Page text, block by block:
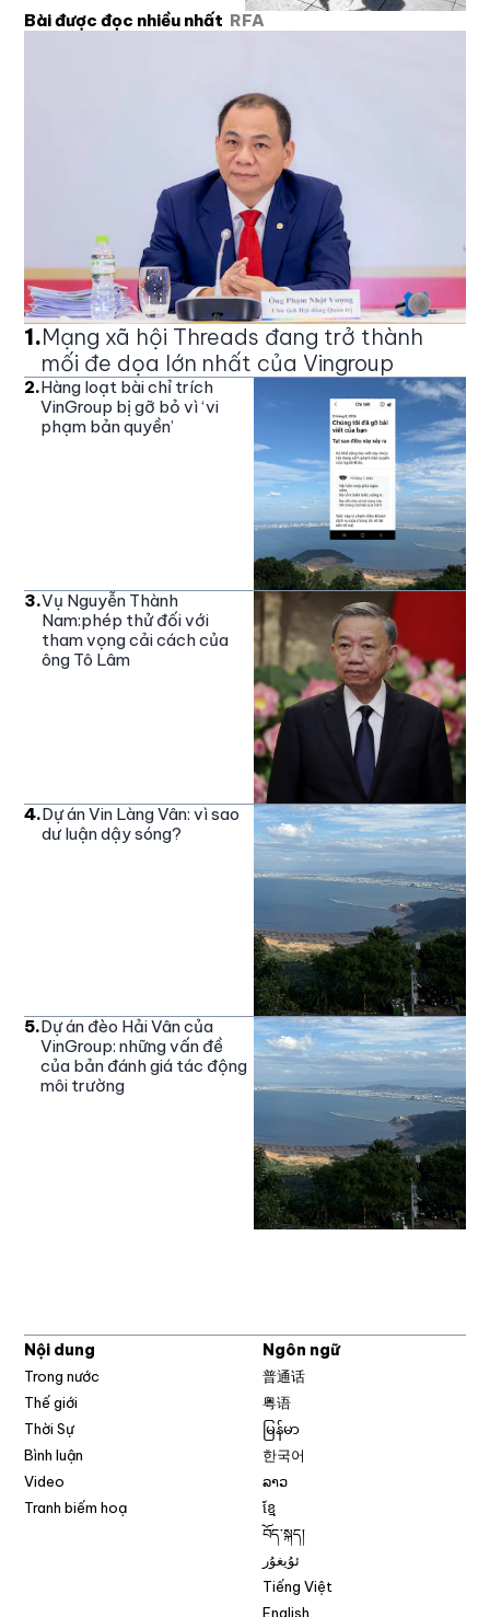
Bài được đọc nhiều nhất RFA
1.Mạng xã hội Threads đang trở thành
mối đe dọa lớn nhất của Vingroup
2.Hàng loạt bài chỉ trích
VinGroup bị gỡ bỏ vì ‘vi
phạm bản quyền’
3.Vụ Nguyễn Thành
Nam:phép thử đối với
tham vọng cải cách của
ông Tô Lâm
4.Dự án Vin Làng Vân: vì sao
dư luận dậy sóng?
5.Dự án đèo Hải Vân của
VinGroup: những vấn đề
của bản đánh giá tác động
môi trường
Nội dung
Trong nước
Thế giới
Thời Sự
Bình luận
Video
Tranh biếm hoạ
Ngôn ngữ
普通话
粤语
မြန်မာ
한국어
ລາວ
ខ្មែ
བོད་སྐད།
ئۇيغۇر
Tiếng Việt
English